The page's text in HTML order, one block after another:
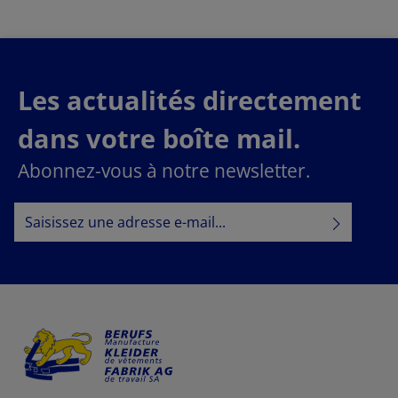
Les actualités directement
dans votre boîte mail.
Abonnez-vous à notre newsletter.
Adresse e-mail*
En sélectionnant Continuer, vous confirmez que vous